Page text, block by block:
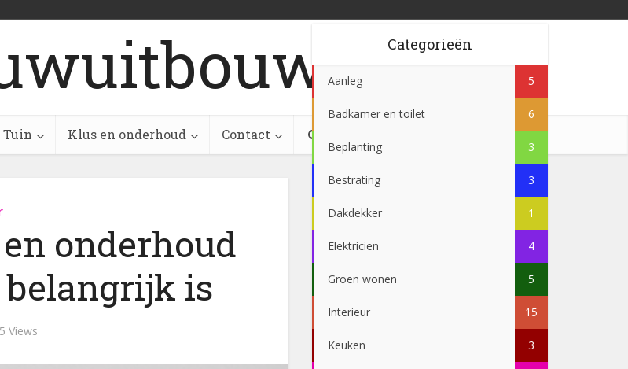
Tuin Klus en onderhoud Contact
onderhoud
belangrijk is
Views
Categorieën
Aanleg 5
Badkamer en toilet 6
Beplanting 3
Bestrating 3
Dakdekker 1
Elektricien 4
Groen wonen 5
Interieur 15
Keuken 3